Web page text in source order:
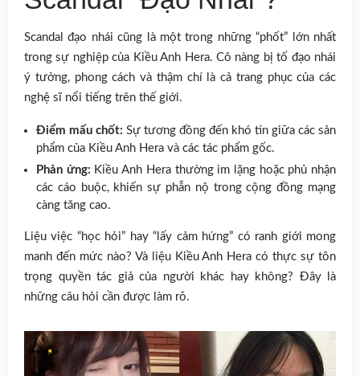
Scandal đạo nhái cũng là một trong những “phốt” lớn nhất
trong sự nghiệp của Kiều Anh Hera. Cô nàng bị tố đạo nhái
ý tưởng, phong cách và thậm chí là cả trang phục của các
nghệ sĩ nổi tiếng trên thế giới.
Điểm mấu chốt: Sự tương đồng đến khó tin giữa các sản
phẩm của Kiều Anh Hera và các tác phẩm gốc.
Phản ứng: Kiều Anh Hera thường im lặng hoặc phủ nhận
các cáo buộc, khiến sự phẫn nộ trong cộng đồng mạng
càng tăng cao.
Liệu việc “học hỏi” hay “lấy cảm hứng” có ranh giới mong
manh đến mức nào? Và liệu Kiều Anh Hera có thực sự tôn
trọng quyền tác giả của người khác hay không? Đây là
những câu hỏi cần được làm rõ.